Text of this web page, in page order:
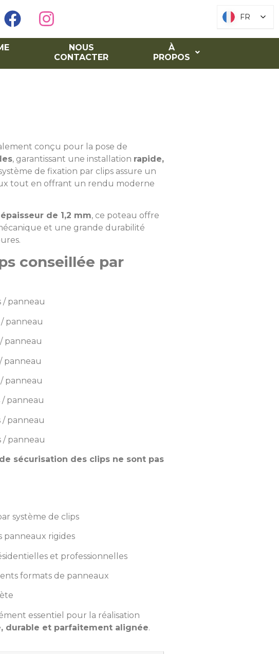
NOUS
CONTACTER
À
PROPOS
conçu pour la pose de
, garantissant une installation rapide,
de fixation par clips assure un
tout en offrant un rendu moderne
épaisseur de 1,2 mm, ce poteau offre
et une grande durabilité
conseillée par
/ panneau
/ panneau
/ panneau
panneau
/ panneau
/ panneau
/ panneau
/ panneau
sécurisation des clips ne sont pas
système de clips
panneaux rigides
et professionnelles
formats de panneaux
essentiel pour la réalisation
durable et parfaitement alignée.
FR
FR